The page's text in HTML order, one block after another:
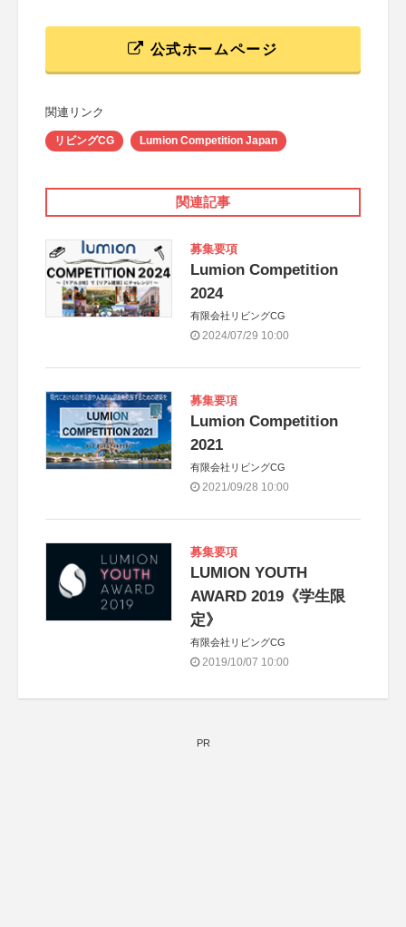
公式ホームページ
関連リンク
リビングCG Lumion Competition Japan
関連記事
募集要項
Lumion Competition
2024
有限会社リビングCG
2024/07/29 10:00
募集要項
Lumion Competition
2021
有限会社リビングCG
2021/09/28 10:00
募集要項
LUMION YOUTH
AWARD 2019《学生限
定》
有限会社リビングCG
2019/10/07 10:00
PR